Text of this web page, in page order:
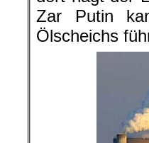
Zar Putin
Ölscheichs